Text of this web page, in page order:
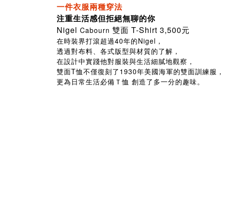
一件衣服兩種穿法
注重生活感但拒絕無聊的你
Nigel Cabourn 雙面 T-Shirt 3,500元
在時裝界打滾超過40年的Nigel，
透過對布料、各式版型與材質的了解，
在設計中實踐他對服裝與生活細膩地觀察，
雙面T恤不僅復刻了1930年美國海軍的雙面訓練服，
更為日常生活必備Ｔ恤 創造了多一分的趣味。